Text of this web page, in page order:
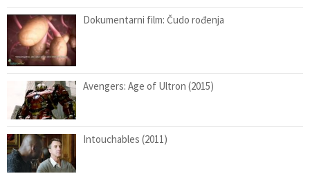
Dokumentarni film: Čudo rođenja
Avengers: Age of Ultron (2015)
Intouchables (2011)